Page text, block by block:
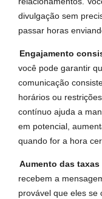
divulgação sem
passar horas
Engajamento
você pode garantir
comunicação
horários ou
contínuo ajuda a
em potencial,
quando for a hora
Aumento das
recebem a
provável que eles se